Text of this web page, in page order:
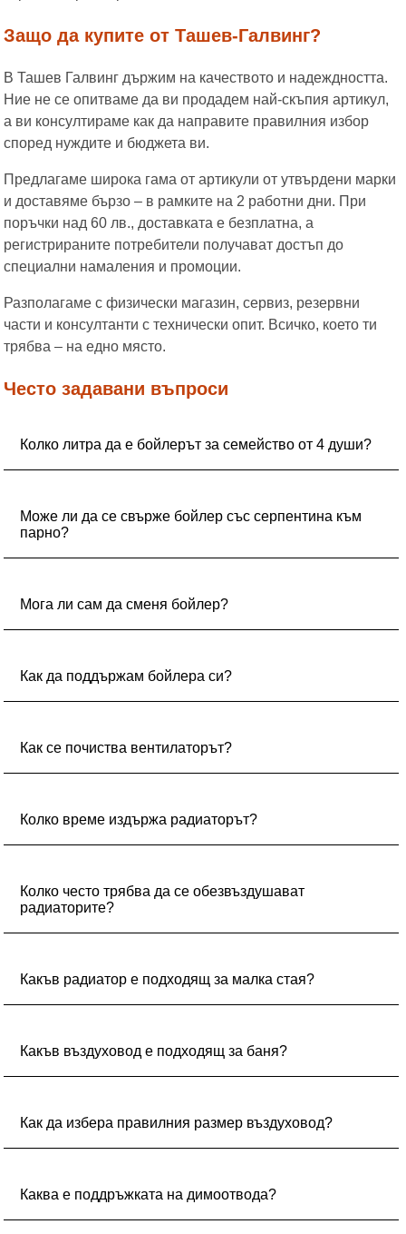
Защо да купите от Ташев-Галвинг?
В Ташев Галвинг държим на качеството и надеждността.
Ние не се опитваме да ви продадем най-скъпия артикул,
а ви консултираме как да направите правилния избор
според нуждите и бюджета ви.
Предлагаме широка гама от артикули от утвърдени марки
и доставяме бързо – в рамките на 2 работни дни. При
поръчки над 60 лв., доставката е безплатна, а
регистрираните потребители получават достъп до
специални намаления и промоции.
Разполагаме с физически магазин, сервиз, резервни
части и консултанти с технически опит. Всичко, което ти
трябва – на едно място.
Често задавани въпроси
Колко литра да е бойлерът за семейство от 4 души?
Може ли да се свърже бойлер със серпентина към
парно?
Мога ли сам да сменя бойлер?
доверите на квалифициран водопроводчик.
Как да поддържам бойлера си?
Как се почиства вентилаторът?
Колко време издържа радиаторът?
експлоатация.
Колко често трябва да се обезвъздушават
радиаторите?
шум от вода в тях.
Какъв радиатор е подходящ за малка стая?
Какъв въздуховод е подходящ за баня?
Как да избера правилния размер въздуховод?
ефективна вентилация.
Каква е поддръжката на димоотвода?